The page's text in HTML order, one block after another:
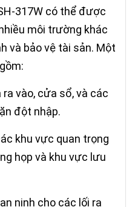
317W có thể được
môi trường khác
và bảo vệ tài sản. Một
vào, cửa sổ, và các
đột nhập.
khu vực quan trọng
họp và khu vực lưu
ninh cho các lối ra